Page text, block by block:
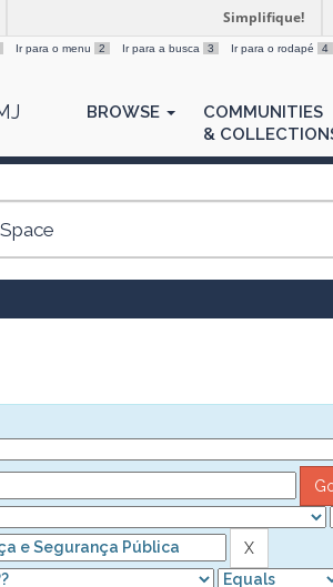
Simplifique!
Ir para o menu 2 Ir para a busca 3 Ir para o rodapé 4
BROWSE
COMMUNITIES
&